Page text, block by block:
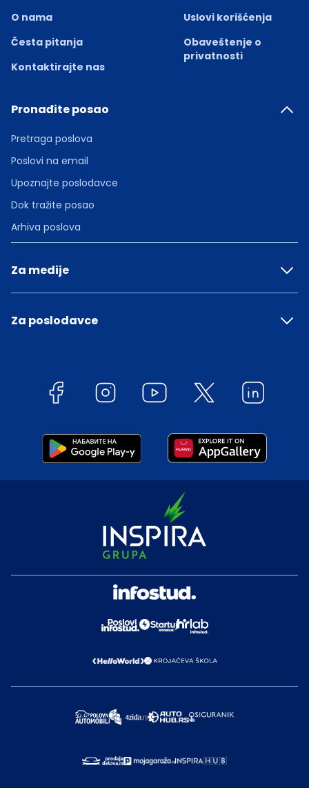
O nama
Česta pitanja
Kontaktirajte nas
Uslovi korišćenja
Obaveštenje o
privatnosti
Pronađite posao
Pretraga poslova
Poslovi na email
Upoznajte poslodavce
Dok tražite posao
Arhiva poslova
Za medije
Za poslodavce